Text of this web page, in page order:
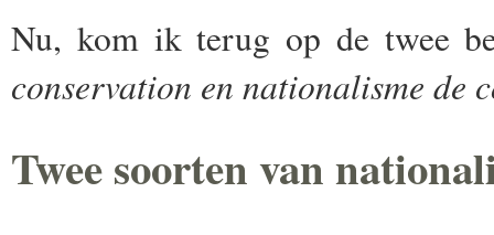
Nu, kom ik terug op de twee
conservation en nationalisme de
Twee soorten van